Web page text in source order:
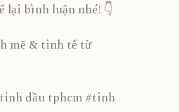
lại bình luận nhé! 👇
mẽ & tinh tế từ
dầu tphcm #tinh